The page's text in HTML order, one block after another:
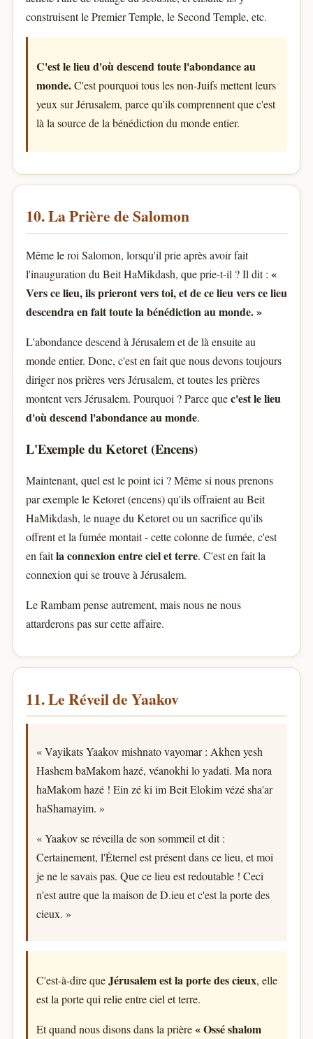
construisent le Premier Temple, le Second Temple, etc.
C'est le lieu d'où descend toute l'abondance au
monde.C'est pourquoi tous les non-Juifs mettent leurs
yeux sur Jérusalem, parce qu'ils comprennent que c'est
là la source de la bénédiction du monde entier.
10. La Prière de Salomon
Même le roi Salomon, lorsqu'il prie après avoir fait
l'inauguration du Beit HaMikdash, que prie-t-il ? Il dit : «
Vers ce lieu, ils prieront vers toi, et de ce lieu vers ce lieu
descendra en fait toute la bénédiction au monde. »
L'abondance descend à Jérusalem et de là ensuite au
monde entier. Donc, c'est en fait que nous devons toujours
diriger nos prières vers Jérusalem, et toutes les prières
montent vers Jérusalem. Pourquoi ? Parce quec'est le lieu
d'où descend l'abondance au monde.
L'Exemple du Ketoret (Encens)
Maintenant, quel est le point ici ? Même si nous prenons
par exemple le Ketoret (encens) qu'ils offraient au Beit
HaMikdash, le nuage du Ketoret ou un sacrifice qu'ils
offrent et la fumée montait - cette colonne de fumée, c'est
en faitla connexion entre ciel et terre. C'est en fait la
connexion qui se trouve à Jérusalem.
Le Rambam pense autrement, mais nous ne nous
attarderons pas sur cette affaire.
11. Le Réveil de Yaakov
« Vayikats Yaakov mishnato vayomar : Akhen yesh
Hashem baMakom hazé, véanokhi lo yadati. Ma nora
haMakom hazé ! Ein zé ki im Beit Elokim vézé sha'ar
haShamayim. »
« Yaakov se réveilla de son sommeil et dit :
Certainement, l'Éternel est présent dans ce lieu, et moi
je ne le savais pas. Que ce lieu est redoutable ! Ceci
n'est autre que la maison de D.ieu et c'est la porte des
cieux. »
C'est-à-dire queJérusalem est la porte des cieux, elle
est la porte qui relie entre ciel et terre.
Et quand nous disons dans la prière« Ossé shalom